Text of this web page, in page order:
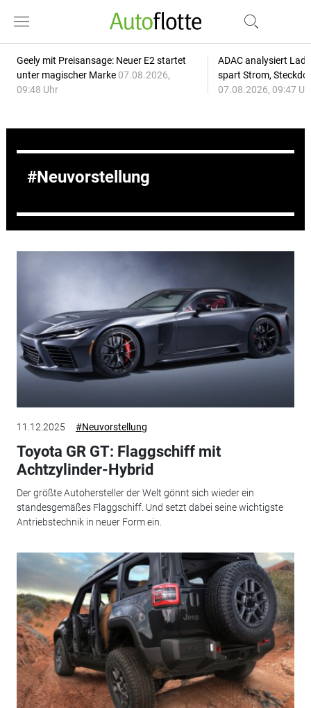
Geely mit Preisansage: Neuer E2 startet
unter magischer Marke 07.08.2026,
09:48 Uhr
ADAC analysiert
spart Strom,
07.08.2026, 09:47
Neuvorstellung
11.12.2025 #Neuvorstellung
Toyota GR GT: Flaggschiff mit
Achtzylinder-Hybrid
Der größte Autohersteller der Welt gönnt sich wieder ein
standesgemäßes Flaggschiff. Und setzt dabei seine wichtigste
Antriebstechnik in neuer Form ein.